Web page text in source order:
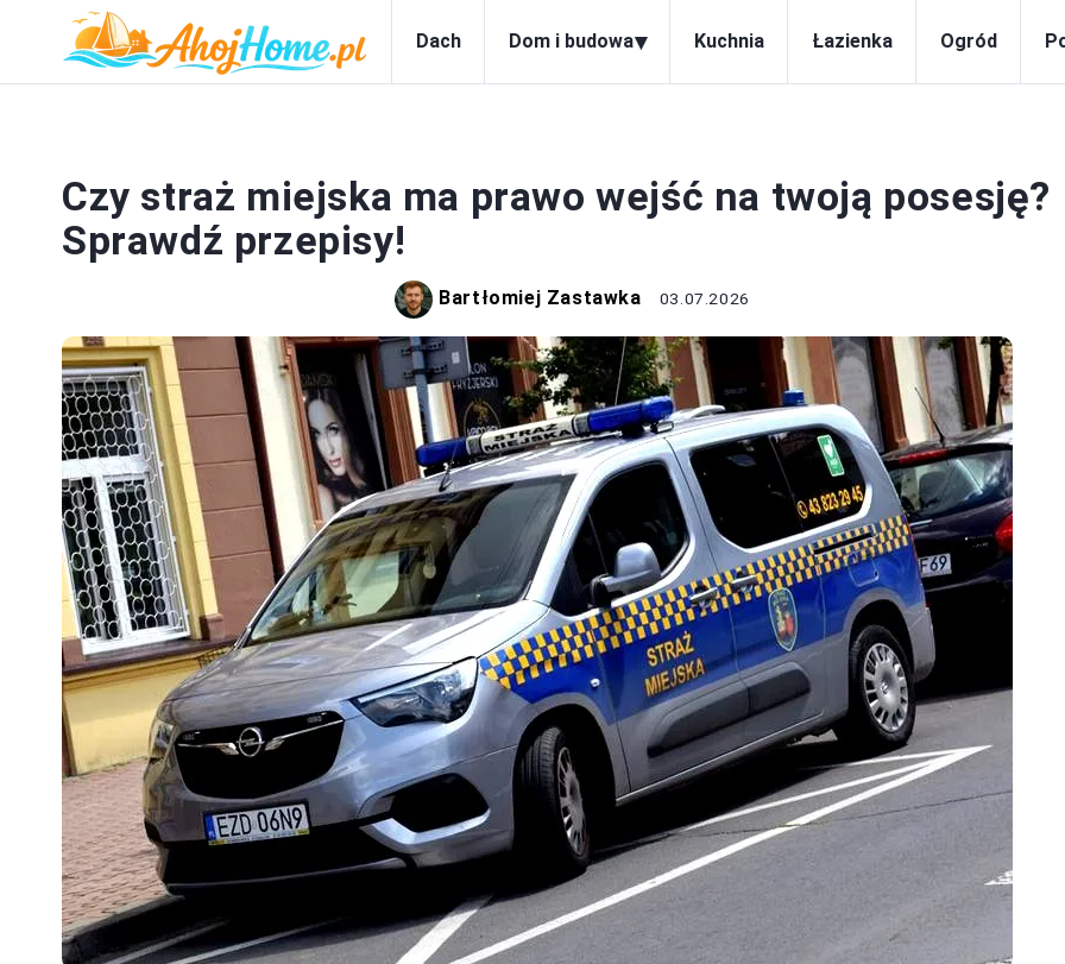
Dach Dom i budowa▾ Kuchnia Łazienka Ogród
Czy straż miejska ma prawo wejść na twoją posesję?
Sprawdź przepisy!
Bartłomiej Zastawka 03.07.2026